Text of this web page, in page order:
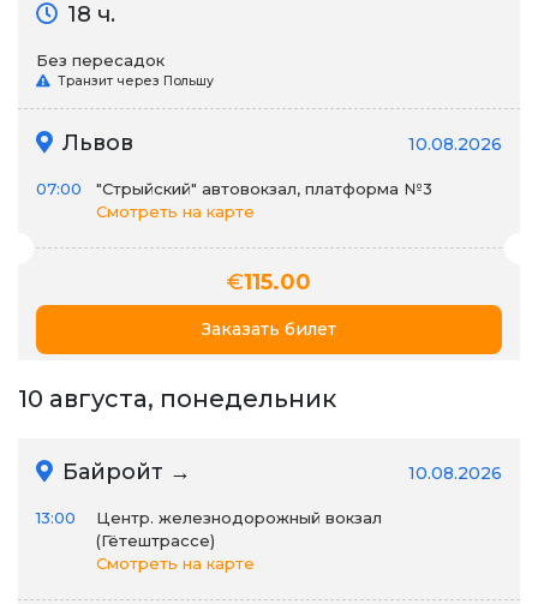
18 ч.
Без пересадок
Транзит через Польшу
Львов 10.08.2026
07:00
"Стрыйский" автовокзал, платформа №3
Смотреть на карте
€115.00
Заказать билет
10 августа, понедельник
Байройт → 10.08.2026
13:00
Центр. железнодорожный вокзал
(Гётештрассе)
Смотреть на карте